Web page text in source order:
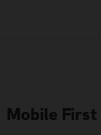
Mobile First